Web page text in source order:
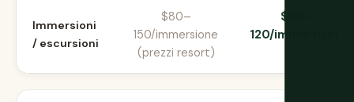
Immersioni
/ escursioni
$80–
150/immersione
(prezzi resort)
$60–
120/immersione